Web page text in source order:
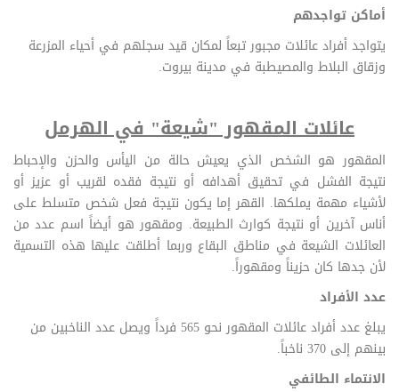
أماكن تواجدهم
يتواجد أفراد عائلات مجبور تبعاً لمكان قيد سجلهم في أحياء المزرعة
وزقاق البلاط والمصيطبة في مدينة بيروت.
عائلات المقهور"شيعة" في الهرمل
المقهور هو الشخص الذي يعيش حالة من اليأس والحزن والإحباط
نتيجة الفشل في تحقيق أهدافه أو نتيجة فقده لقريب أو عزيز أو
لأشياء مهمة يملكها. القهر إما يكون نتيجة فعل شخص متسلط على
أناس آخرين أو نتيجة كوارث الطبيعة. ومقهور هو أيضاً اسم عدد من
العائلات الشيعة في مناطق البقاع وربما أطلقت عليها هذه التسمية
لأن جدها كان حزيناً ومقهوراً.
عدد الأفراد
يبلغ عدد أفراد عائلات المقهور نحو 565 فرداً ويصل عدد الناخبين من
بينهم إلى 370 ناخباً
.
الانتماء الطائفي